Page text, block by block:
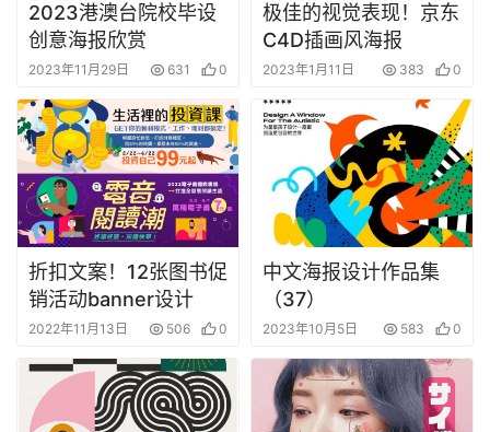
2023港澳台院校毕设
创意海报欣赏
2023年11月29日 631 0
极佳的视觉表现！京东
C4D插画风海报
2023年1月11日 383 0
折扣文案！12张图书促
销活动banner设计
2022年11月13日 506 0
中文海报设计作品集
（37）
2023年10月5日 583 0